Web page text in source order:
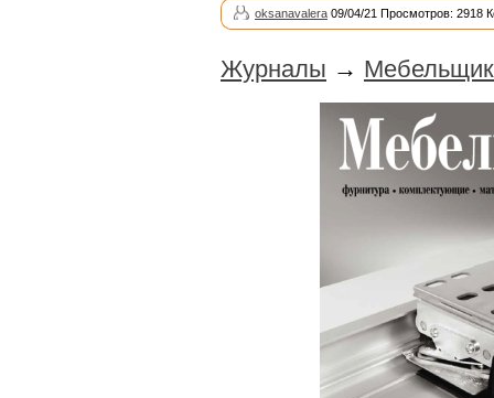
oksanavalera 09/04/21 Просмотров: 2918
Журналы →